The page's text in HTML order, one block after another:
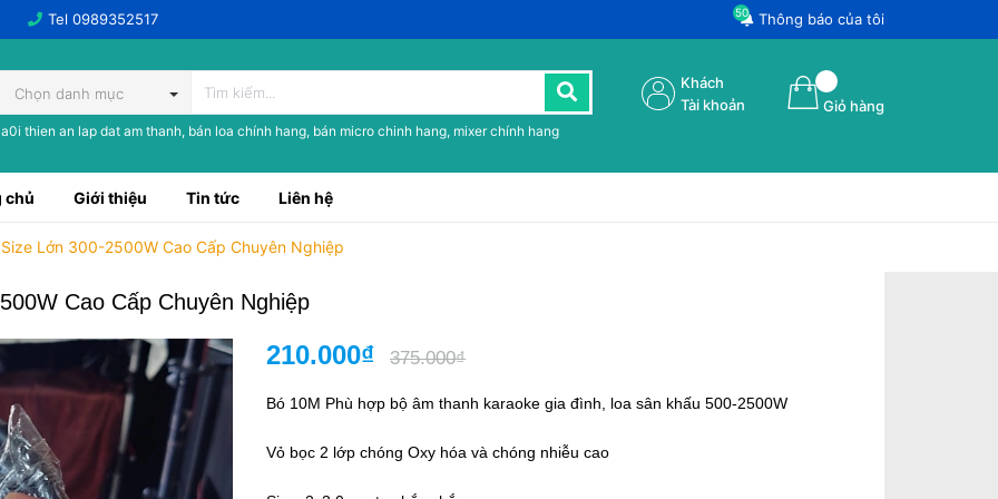
Tel 0989352517 Thông báo của tôi
50
Chọn danh mục
thien an lap dat am thanh, bán loa chính hang, bán micro chinh hang, mixer chính hang
Giỏ hàng
Khách
Tài khoản
chủ Giới thiệu Tin tức Liên hệ
Lớn 300-2500W Cao Cấp Chuyên Nghiệp
Cao Cấp Chuyên Nghiệp
210.000₫ 375.000₫
Bó 10M Phù hợp bộ âm thanh karaoke gia đình, loa sân khấu 500-2500W
Vỏ bọc 2 lớp chóng Oxy hóa và chóng nhiễu cao